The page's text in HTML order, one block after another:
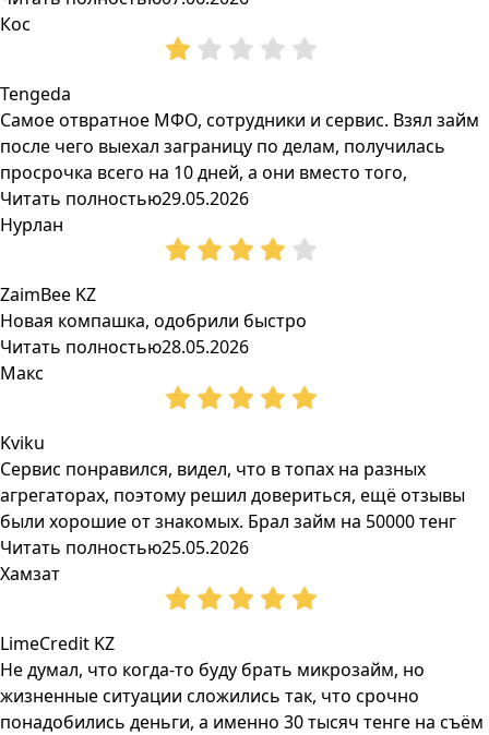
Кос
Tengeda
Самое отвратное МФО, сотрудники и сервис. Взял займ
после чего выехал заграницу по делам, получилась
просрочка всего на 10 дней, а они вместо того,
Читать полностью29.05.2026
Нурлан
ZaimBee KZ
Новая компашка, одобрили быстро
Читать полностью28.05.2026
Макс
Kviku
Сервис понравился, видел, что в топах на разных
агрегаторах, поэтому решил довериться, ещё отзывы
были хорошие от знакомых. Брал займ на 50000 тенг
Читать полностью25.05.2026
Хамзат
LimeCredit KZ
Не думал, что когда-то буду брать микрозайм, но
жизненные ситуации сложились так, что срочно
понадобились деньги, а именно 30 тысяч тенге на съём